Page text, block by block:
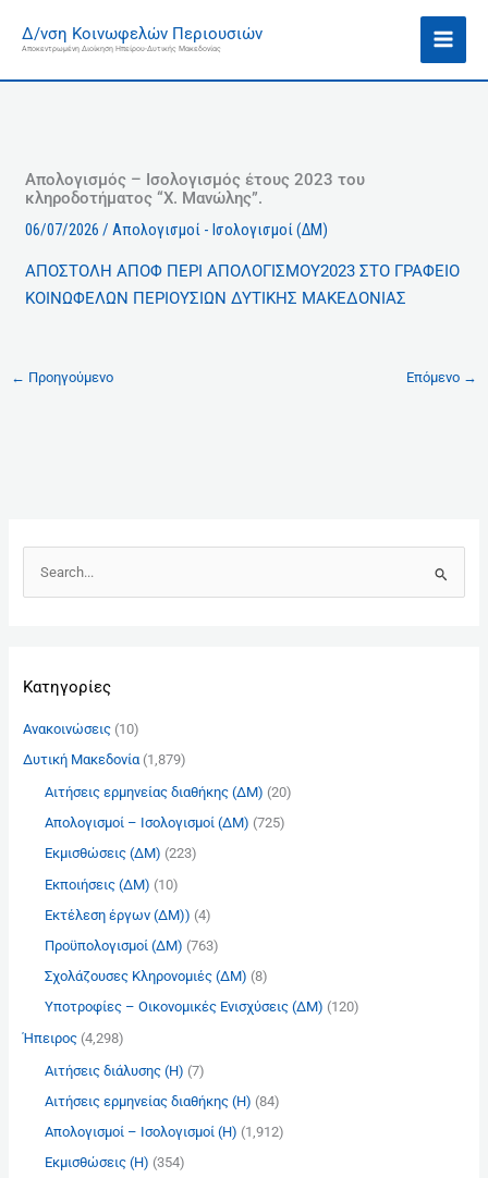
στοΔ/νση Κοινωφελών Περιουσιών
Αποκεντρωμένη Διοίκηση Ηπείρου-Δυτικής Μακεδονίας
Απολογισμός – Ισολογισμός έτους 2023 του
κληροδοτήματος “Χ. Μανώλης”.
06/07/2026/Απολογισμοί - Ισολογισμοί (ΔΜ)
ΑΠΟΣΤΟΛΗ ΑΠΟΦ ΠΕΡΙ ΑΠΟΛΟΓΙΣΜΟΥ2023 ΣΤΟ ΓΡΑΦΕΙΟ
ΚΟΙΝΩΦΕΛΩΝ ΠΕΡΙΟΥΣΙΩΝ ΔΥΤΙΚΗΣ ΜΑΚΕΔΟΝΙΑΣ
← Προηγούμενο Επόμενο →
ή
σ
Kατηγορίες
Ανακοινώσεις(10)
Δυτική Μακεδονία(1,879)
Αιτήσεις ερμηνείας διαθήκης (ΔΜ) (20)
Απολογισμοί – Ισολογισμοί (ΔΜ) (725)
Εκμισθώσεις (ΔΜ) (223)
Εκποιήσεις (ΔΜ) (10)
Εκτέλεση έργων (ΔΜ)) (4)
Προϋπολογισμοί (ΔΜ) (763)
Σχολάζουσες Κληρονομιές (ΔΜ) (8)
Υποτροφίες – Οικονομικές Ενισχύσεις (ΔΜ) (120)
Ήπειρος(4,298)
Αιτήσεις διάλυσης (Η) (7)
Αιτήσεις ερμηνείας διαθήκης (Η) (84)
Απολογισμοί – Ισολογισμοί (Η) (1,912)
Εκμισθώσεις (Η) (354)
σ
κ
ό